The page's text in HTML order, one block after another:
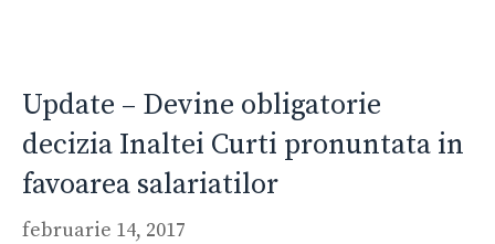
Update – Devine obligatorie
decizia Inaltei Curti pronuntata in
favoarea salariatilor
februarie 14, 2017